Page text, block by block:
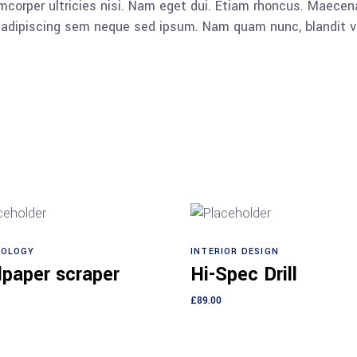
ultricies nisi. Nam eget dui. Etiam rhoncus.
sem neque sed ipsum. Nam quam nunc, blandit
scraper
INTERIOR DESIGN
Hi-Spec Drill
£89.00